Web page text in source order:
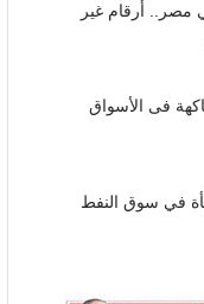
أرقام غير
فى الأسواق
في سوق النفط